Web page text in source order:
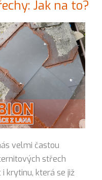
Jak na to?
velmi častou
střech
krytinu, která se již